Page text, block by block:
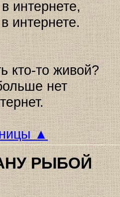
интернете,
интернете.
кто-то живой?
нет
▲
РЫБОЙ